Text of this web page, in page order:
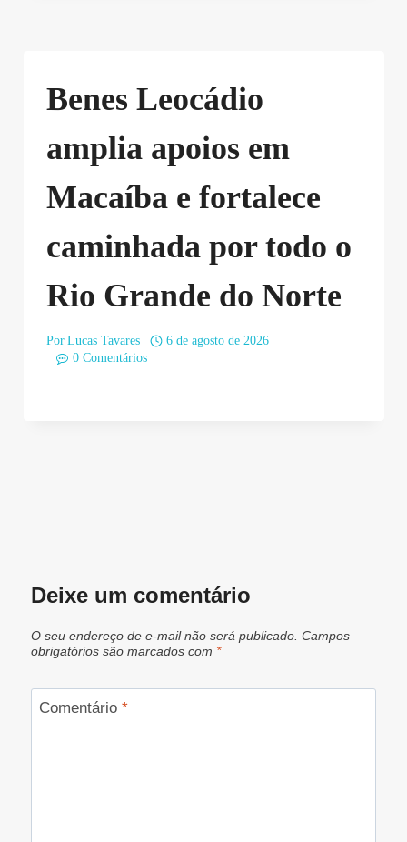
Benes Leocádio
amplia apoios em
Macaíba e fortalece
caminhada por todo o
Rio Grande do Norte
Por Lucas Tavares
6 de agosto de 2026
0 Comentários
Deixe um comentário
O seu endereço de e-mail não será publicado. Campos
obrigatórios são marcados com *
Comentário *